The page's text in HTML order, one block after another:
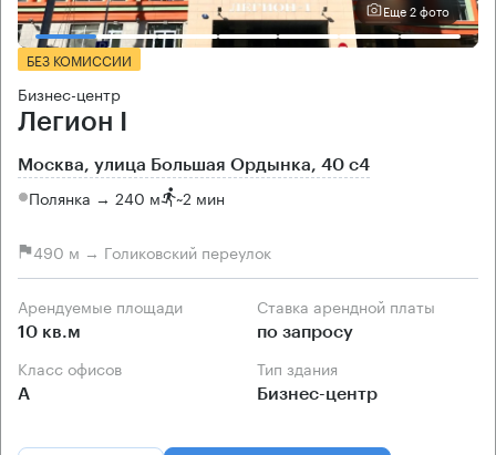
Еще 2 фото
БЕЗ КОМИССИИ
Бизнес-центр
Легион I
Москва, улица Большая Ордынка, 40 с4
Полянка → 240 м ~2 мин
490 м → Голиковский переулок
Арендуемые площади
10 кв.м
Ставка арендной платы
по запросу
Класс офисов
А
Тип здания
Бизнес-центр